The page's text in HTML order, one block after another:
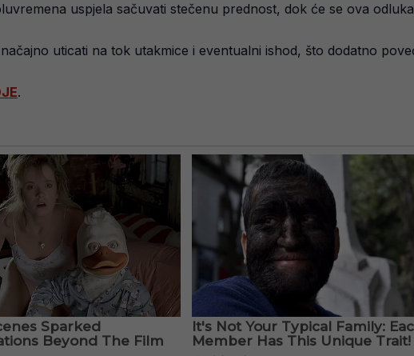
uspjela sačuvati stečenu prednost, dok će se ova
uticati na tok utakmice i eventualni ishod, što dodatno
.